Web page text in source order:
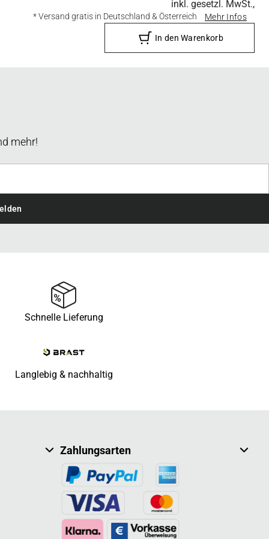
inkl. gesetzl. MwSt.,
* Versand gratis in Deutschland & Österreich Mehr Infos
In den Warenkorb
mehr!
Schnelle Lieferung
Langlebig & nachhaltig
Zahlungsarten